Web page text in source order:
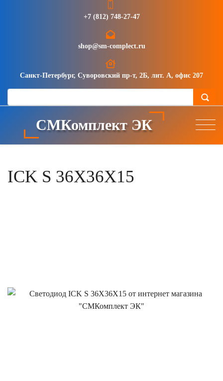
+7 (812) 748-27-47
shop@sm-complect.ru
Санкт-Петербург, Суворовский пр-т, 2Б, лит. А, офис 207
СМКомплект ЭК
ICK S 36X36X15